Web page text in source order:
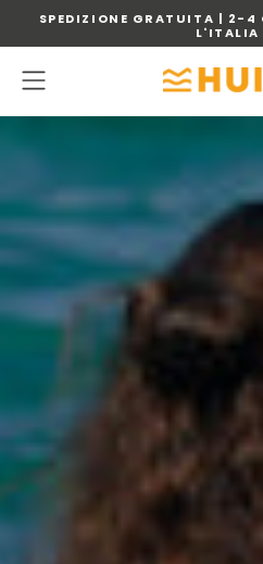
VAI
SPEDIZIONE GRATUITA | 2-4
L'ITALIA